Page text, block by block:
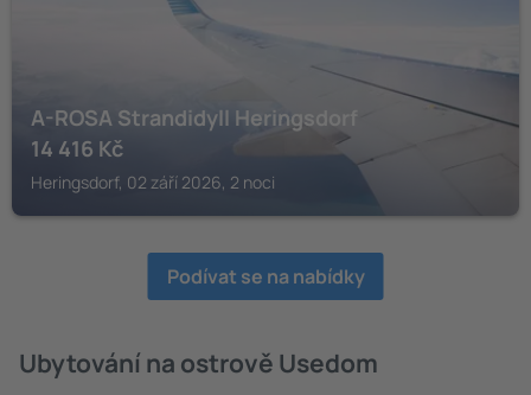
A-ROSA Strandidyll Heringsdorf
14 416 Kč
Heringsdorf, 02 září 2026, 2 noci
Podívat se na nabídky
Ubytování na ostrově Usedom